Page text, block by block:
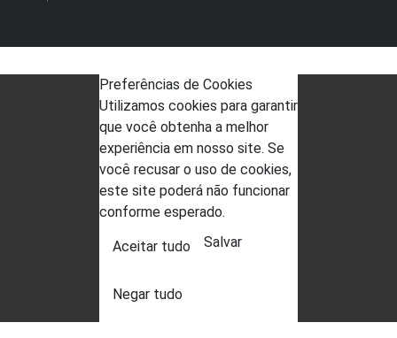
Preferências de Cookies
Utilizamos cookies para garantir
que você obtenha a melhor
experiência em nosso site. Se
você recusar o uso de cookies,
este site poderá não funcionar
conforme esperado.
Aceitar tudo
Negar tudo
Salvar